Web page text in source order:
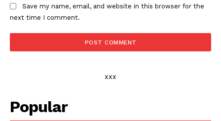
Save my name, email, and website in this browser for the
next time I comment.
xxx
Popular